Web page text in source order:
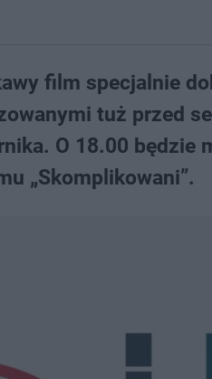
film specjalnie
tuż przed
O 18.00 będzie
„Skomplikowani”.